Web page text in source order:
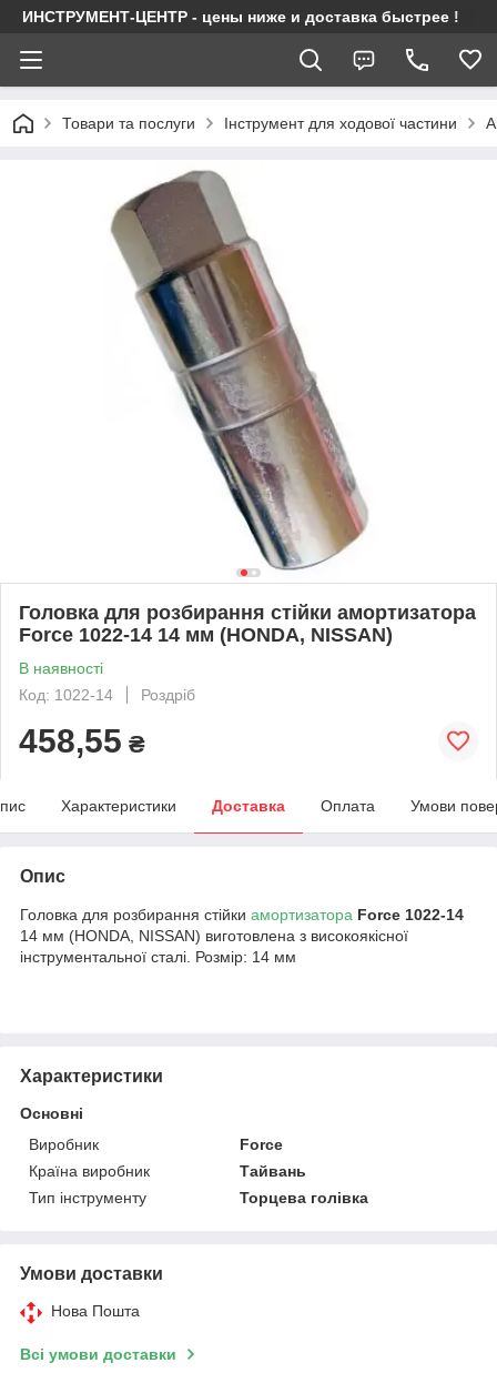
ИНСТРУМЕНТ-ЦЕНТР - цены ниже и доставка быстрее !
Товари та послуги Інструмент для ходової частини
Головка для розбирання стійки амортизатора
Force 1022-14 14 мм (HONDA, NISSAN)
В наявності
Код: 1022-14
Роздріб
458,55 ₴
Характеристики Доставка Оплата Умови
Опис
Головка для розбирання стійки амортизатора Force 1022-14
14 мм (HONDA, NISSAN) виготовлена з високоякісної
інструментальної сталі. Розмір: 14 мм
Характеристики
Основні
Виробник
Force
Країна виробник
Тайвань
Тип інструменту
Торцева голівка
Умови доставки
Нова Пошта
Всі умови доставки